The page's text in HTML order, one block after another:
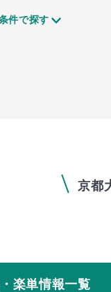
件で探す
京都
楽単情報一覧